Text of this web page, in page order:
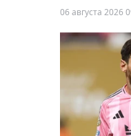
06 августа 2026